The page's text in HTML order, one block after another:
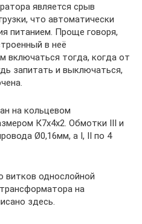
является срыв
что автоматически
питанием. Проще говоря,
в неё
включаться тогда, когда от
запитать и выключаться,
на кольцевом
К7х4х2. Обмотки III и
Ø0,16мм, а I, II по 4
витков однослойной
на
здесь.